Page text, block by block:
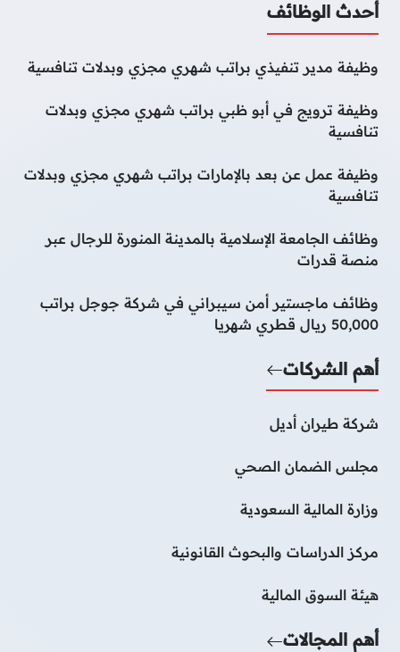
أحدث الوظائف
وظيفة مدير تنفيذي براتب شهري مجزي وبدلات تنافسية
وظيفة ترويج في أبو ظبي براتب شهري مجزي وبدلات
تنافسية
وظيفة عمل عن بعد بالإمارات براتب شهري مجزي وبدلات
تنافسية
وظائف الجامعة الإسلامية بالمدينة المنورة للرجال عبر
منصة قدرات
وظائف ماجستير أمن سيبراني في شركة جوجل براتب
50,000 ريال قطري شهريا
أهم الشركات
شركة طيران أديل
مجلس الضمان الصحي
وزارة المالية السعودية
مركز الدراسات والبحوث القانونية
هيئة السوق المالية
أهم المجالات